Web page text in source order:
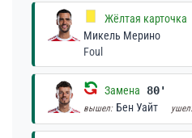
Жёлтая карточка
Микель Мерино
Foul
Замена 80'
вышел: Бен Уайт ушел: